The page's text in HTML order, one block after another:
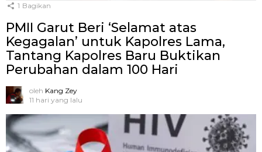
1 Bagikan
PMII Garut Beri ‘Selamat atas
Kegagalan’ untuk Kapolres Lama,
Tantang Kapolres Baru Buktikan
Perubahan dalam 100 Hari
oleh Kang Zey
11 hari yang lalu